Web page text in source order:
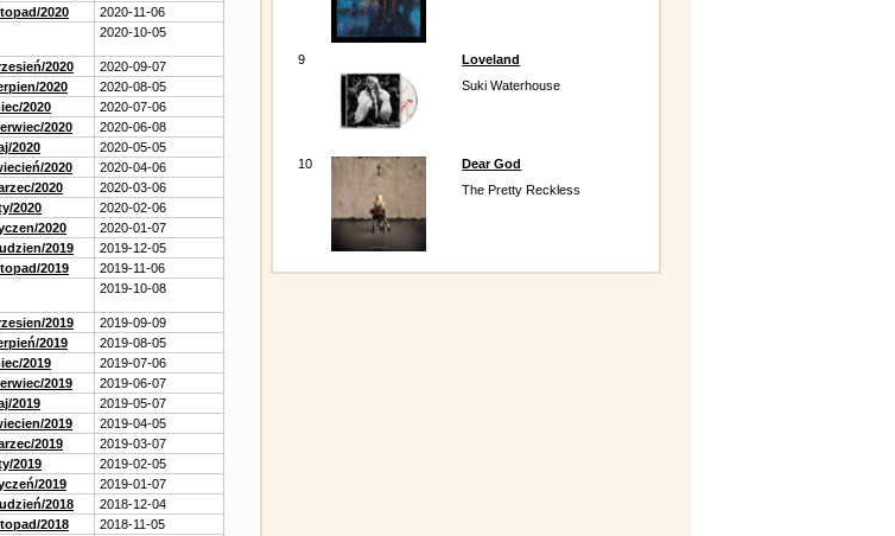
2020
2020-11-06
2020-10-05
2020
2020-09-07
2020
2020-08-05
2020
2020-07-06
2020
2020-06-08
2020
2020-05-05
2020
2020-04-06
2020
2020-03-06
2020
2020-02-06
2020
2020-01-07
2019
2019-12-05
2019
2019-11-06
2019-10-08
2019
2019-09-09
2019
2019-08-05
2019
2019-07-06
2019
2019-06-07
2019
2019-05-07
2019
2019-04-05
2019
2019-03-07
2019
2019-02-05
2019
2019-01-07
2018
2018-12-04
2018
2018-11-05
9
Loveland
Suki Waterhouse
10
Dear God
The Pretty Reckless